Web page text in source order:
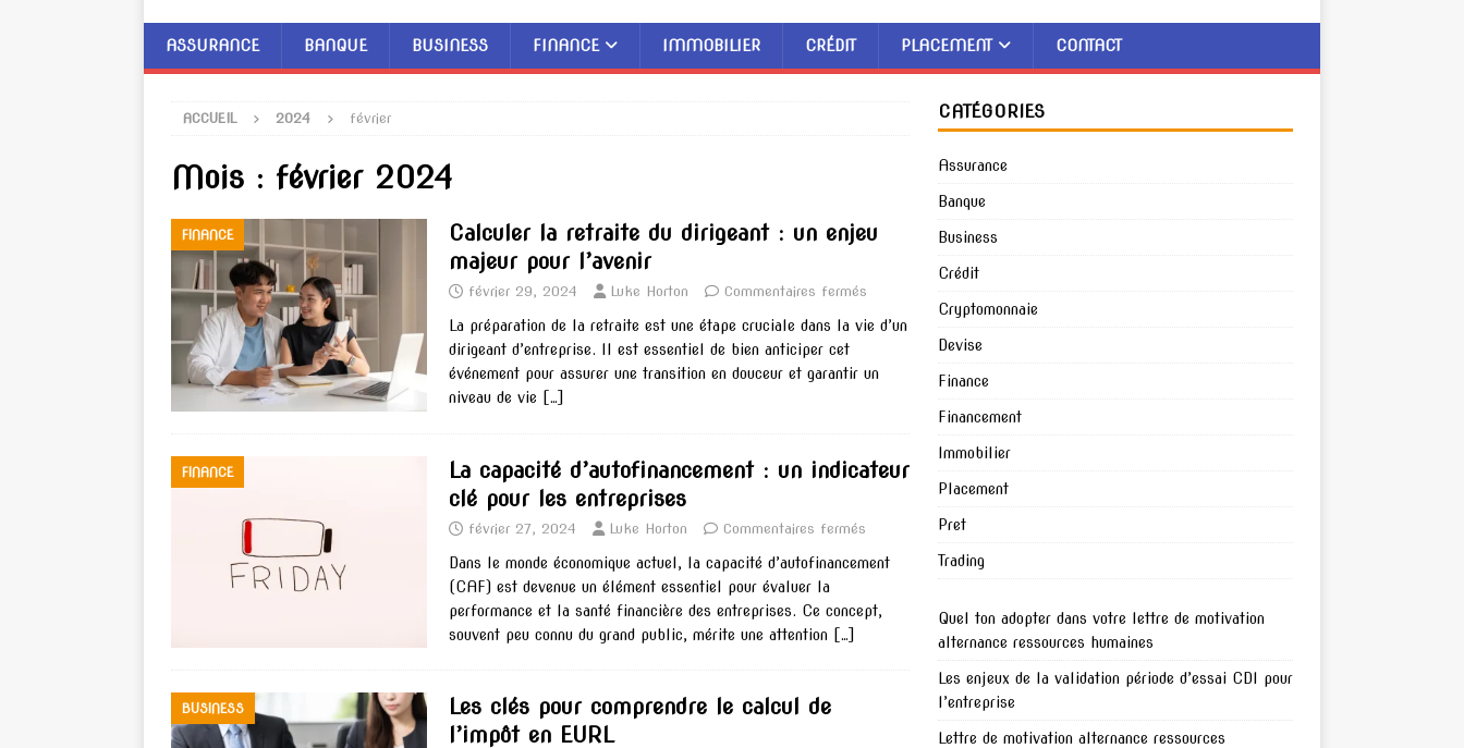
ASSURANCE BANQUE BUSINESS FINANCE IMMOBILIER CRÉDIT PLACEMENT CONTACT
ACCUEIL 2024 février
Mois : février 2024
FINANCE
Calculer la retraite du dirigeant : un enjeu
majeur pour l’avenir
février 29, 2024 Luke Horton Commentaires fermés
La préparation de la retraite est une étape cruciale dans la vie d’un
dirigeant d’entreprise. Il est essentiel de bien anticiper cet
événement pour assurer une transition en douceur et garantir un
niveau de vie
[…]
FINANCE
La capacité d’autofinancement : un indicateur
clé pour les entreprises
février 27, 2024 Luke Horton Commentaires fermés
Dans le monde économique actuel, la capacité d’autofinancement
(CAF) est devenue un élément essentiel pour évaluer la
performance et la santé financière des entreprises. Ce concept,
souvent peu connu du grand public, mérite une attention
[…]
BUSINESS
Les clés pour comprendre le calcul de
l’impôt en EURL
CATÉGORIES
Assurance
Banque
Business
Crédit
Cryptomonnaie
Devise
Finance
Financement
Immobilier
Placement
Pret
Trading
Quel ton adopter dans votre lettre de motivation
alternance ressources humaines
Les enjeux de la validation période d’essai CDI pour
l’entreprise
Lettre de motivation alternance ressources